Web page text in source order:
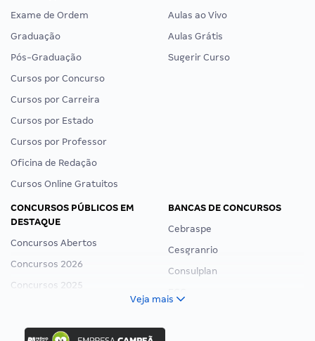
Exame de Ordem
Graduação
Pós-Graduação
Cursos por Concurso
Cursos por Carreira
Cursos por Estado
Cursos por Professor
Oficina de Redação
Cursos Online Gratuitos
Aulas ao Vivo
Aulas Grátis
Sugerir Curso
CONCURSOS PÚBLICOS EM
DESTAQUE
Concursos Abertos
Concursos 2026
Concursos 2025
Concurso Ibama
BANCAS DE CONCURSOS
Cebraspe
Cesgranrio
Consulplan
Veja mais